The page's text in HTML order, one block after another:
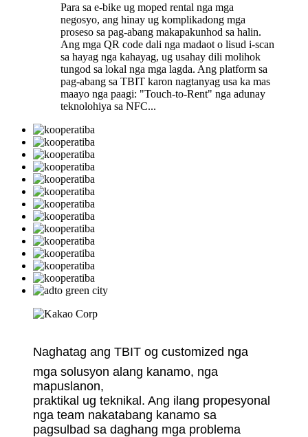
Para sa e-bike ug moped rental nga mga
negosyo, ang hinay ug komplikadong mga
proseso sa pag-abang makapakunhod sa halin.
Ang mga QR code dali nga madaot o lisud i-scan
sa hayag nga kahayag, ug usahay dili molihok
tungod sa lokal nga mga lagda. Ang platform sa
pag-abang sa TBIT karon nagtanyag usa ka mas
maayo nga paagi: "Touch-to-Rent" nga adunay
teknolohiya sa NFC...
Naghatag ang TBIT og customized nga
mga solusyon alang kanamo, nga
mapuslanon,
praktikal ug teknikal. Ang ilang propesyonal
nga team nakatabang kanamo sa
pagsulbad sa daghang mga problema